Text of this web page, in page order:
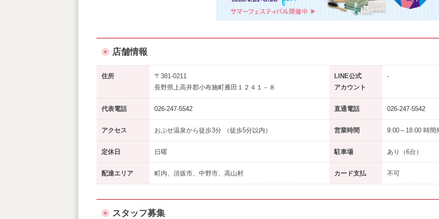
店舗情報
住所
〒381-0211
長野県上高井郡小布施町雁田１２４１－８
LINE公式
アカウント
-
代表電話 026-247-5542 直通電話 026-247-5542
アクセス おぶせ温泉から徒歩3分 （徒歩5分以内） 営業時間 9:00～18:00 時間
定休日 日曜 駐車場 あり （6台）
配達エリア 町内、須坂市、中野市、高山村 カード支払 不可
スタッフ募集